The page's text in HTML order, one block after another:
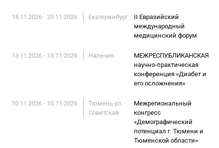
18.11.2026 - 20.11.2026 Екатеринбург
II Евразийский
международный
медицинский форум
13.11.2026 - 13.11.2026 Нальчик
МЕЖРЕСПУБЛИКАНСКАЯ
научно-практическая
конференция «Диабет и
его осложнения»
10.11.2026 - 10.11.2026
Тюмень ул.
Советская
Межрегиональный
конгресс
«Демографический
потенциал г. Тюмени и
Тюменской области»